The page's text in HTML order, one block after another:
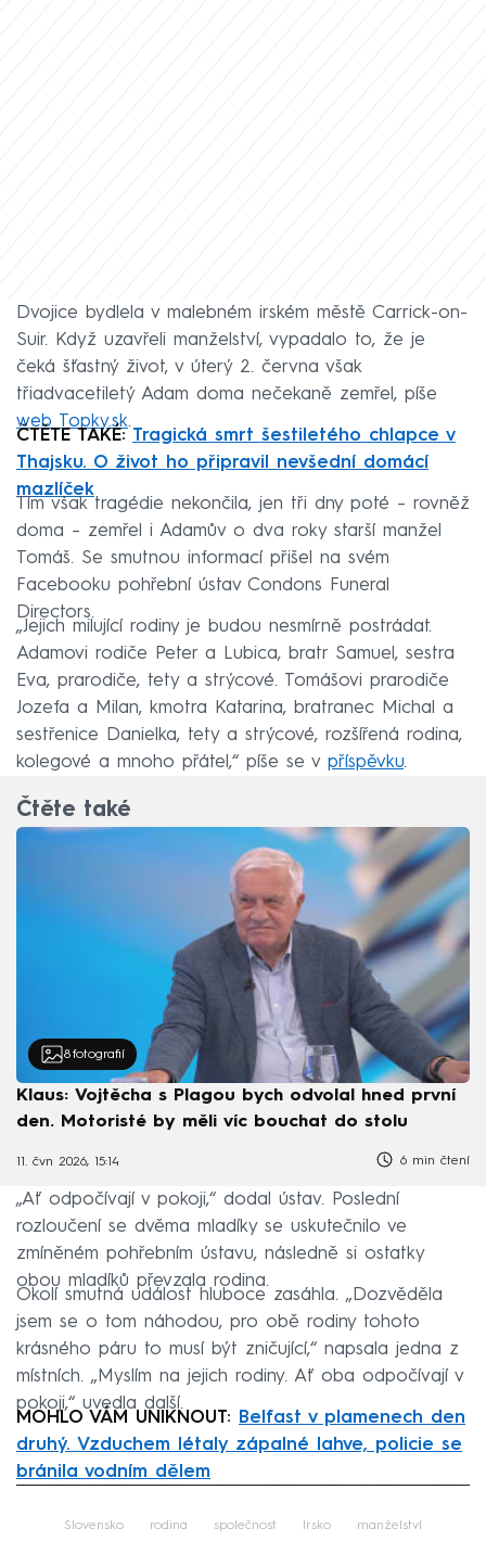
Dvojice bydlela v malebném irském městě Carrick-on-
Suir. Když uzavřeli manželství, vypadalo to, že je
čeká šťastný život, v úterý 2. června však
třiadvacetiletý Adam doma nečekaně zemřel, píše
web Topky.sk.
ČTĚTE TAKÉ: Tragická smrt šestiletého chlapce v
Thajsku. O život ho připravil nevšední domácí
mazlíček
Tím však tragédie nekončila, jen tři dny poté – rovněž
doma – zemřel i Adamův o dva roky starší manžel
Tomáš. Se smutnou informací přišel na svém
Facebooku pohřební ústav Condons Funeral
Directors.
„Jejich milující rodiny je budou nesmírně postrádat.
Adamovi rodiče Peter a Lubica, bratr Samuel, sestra
Eva, prarodiče, tety a strýcové. Tomášovi prarodiče
Jozefa a Milan, kmotra Katarina, bratranec Michal a
sestřenice Danielka, tety a strýcové, rozšířená rodina,
kolegové a mnoho přátel,“ píše se v příspěvku.
Čtěte také
8 fotografií
Klaus: Vojtěcha s Plagou bych odvolal hned první
den. Motoristé by měli víc bouchat do stolu
11. čvn 2026, 15:14 6 min čtení
„Ať odpočívají v pokoji,“ dodal ústav. Poslední
rozloučení se dvěma mladíky se uskutečnilo ve
zmíněném pohřebním ústavu, následně si ostatky
obou mladíků převzala rodina.
Okolí smutná událost hluboce zasáhla. „Dozvěděla
jsem se o tom náhodou, pro obě rodiny tohoto
krásného páru to musí být zničující,“ napsala jedna z
místních. „Myslím na jejich rodiny. Ať oba odpočívají v
pokoji,“ uvedla další.
MOHLO VÁM UNIKNOUT:
Belfast v plamenech den
druhý. Vzduchem létaly zápalné lahve, policie se
bránila vodním dělem
Slovensko rodina společnost Irsko manželství